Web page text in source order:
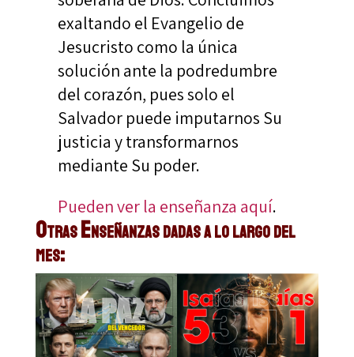
exaltando el Evangelio de
Jesucristo como la única
solución ante la podredumbre
del corazón, pues solo el
Salvador puede imputarnos Su
justicia y transformarnos
mediante Su poder.
Pueden ver la enseñanza aquí.
Otras Enseñanzas dadas a lo largo del
mes: